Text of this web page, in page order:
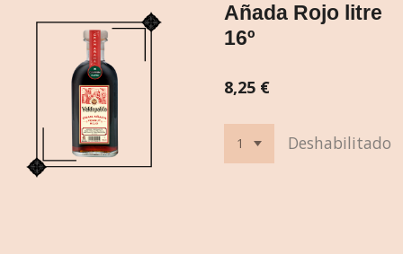
Añada Rojo litre
16º
8,25 €
Deshabilitado